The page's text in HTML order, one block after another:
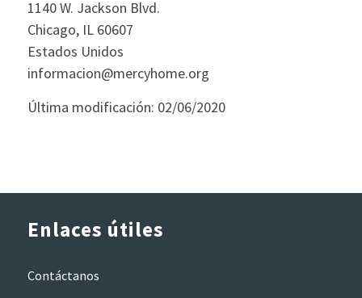
1140 W. Jackson Blvd.
Chicago, IL 60607
Estados Unidos
informacion@mercyhome.org
Última modificación: 02/06/2020
Enlaces útiles
Contáctanos